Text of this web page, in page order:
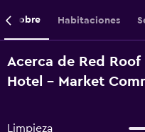
Sobre Habitaciones
Acerca de Red
Hotel - Market
Limpieza